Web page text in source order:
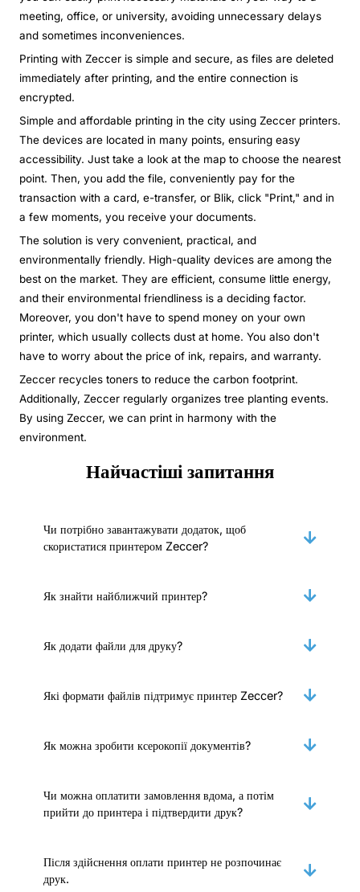
meeting, office, or university, avoiding unnecessary delays
and sometimes inconveniences.
Printing with Zeccer is simple and secure, as files are deleted
immediately after printing, and the entire connection is
encrypted.
Simple and affordable printing in the city using Zeccer printers.
The devices are located in many points, ensuring easy
accessibility. Just take a look at the map to choose the nearest
point. Then, you add the file, conveniently pay for the
transaction with a card, e-transfer, or Blik, click "Print," and in
a few moments, you receive your documents.
The solution is very convenient, practical, and
environmentally friendly. High-quality devices are among the
best on the market. They are efficient, consume little energy,
and their environmental friendliness is a deciding factor.
Moreover, you don't have to spend money on your own
printer, which usually collects dust at home. You also don't
have to worry about the price of ink, repairs, and warranty.
Zeccer recycles toners to reduce the carbon footprint.
Additionally, Zeccer regularly organizes tree planting events.
By using Zeccer, we can print in harmony with the
environment.
Найчастіші запитання
Чи потрібно завантажувати додаток, щоб
скористатися принтером Zeccer?
Як знайти найближчий принтер?
Як додати файли для друку?
Які формати файлів підтримує принтер Zeccer?
Як можна зробити ксерокопії документів?
Чи можна оплатити замовлення вдома, а потім
прийти до принтера і підтвердити друк?
Після здійснення оплати принтер не розпочинає
друк.